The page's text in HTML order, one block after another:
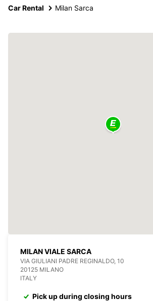
Car Rental Milan Sarca
MILAN VIALE SARCA
VIA GIULIANI PADRE REGINALDO, 10
20125 MILANO
ITALY
Pick up during closing hours